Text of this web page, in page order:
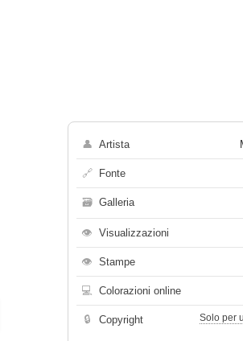
👤 Artista
🔗 Fonte
🗃 Galleria
👁 Visualizzazioni
👁 Stampe
💻 Colorazioni online
🔒 Copyright
Solo per